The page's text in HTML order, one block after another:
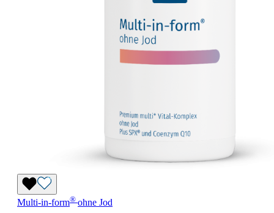
Multi-in-form® ohne Jod